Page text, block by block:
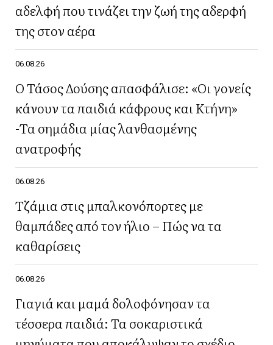
αδελφή που τινάζει την ζωή της αδερφή
της στον αέρα
06.08.26
Ο Τάσος Δούσης απασφάλισε: «Οι γονείς
κάνουν τα παιδιά κάφρους και Κτήνη»
-Τα σημάδια μίας λανθασμένης
ανατροφής
06.08.26
Τζάμια στις μπαλκονόπορτες με
θαμπάδες από τον ήλιο – Πώς να τα
καθαρίσεις
06.08.26
Γιαγιά και μαμά δολοφόνησαν τα
τέσσερα παιδιά: Τα σοκαριστικά